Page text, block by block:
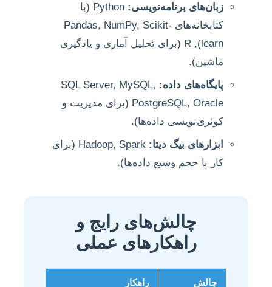
زبان‌های برنامه‌نویسی:
Python (با
کتابخانه‌های Pandas, NumPy, Scikit-
learn), R (برای تحلیل آماری و یادگیری
ماشین).
پایگاه‌های داده: SQL Server, MySQL,
PostgreSQL, Oracle (برای مدیریت و
کوئری‌نویسی داده‌ها).
ابزارهای بیگ دیتا:
Hadoop, Spark (برای
کار با حجم وسیع داده‌ها).
چالش‌های رایج و
راهکارهای عملی
چالش راهکار